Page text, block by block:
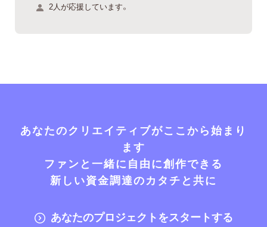
2人が応援しています。
あなたのクリエイティブがここから始まり
ます
ファンと一緒に自由に創作できる
新しい資金調達のカタチと共に
あなたのプロジェクトをスタートする